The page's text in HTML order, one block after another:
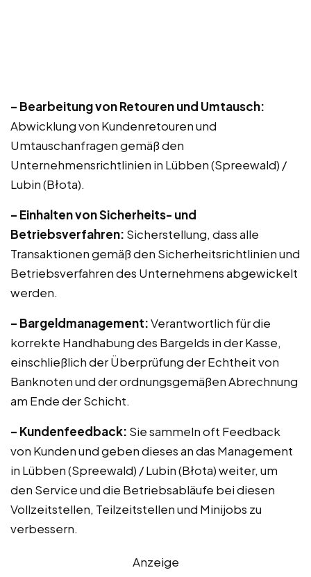
– Bearbeitung von Retouren und Umtausch:
Abwicklung von Kundenretouren und
Umtauschanfragen gemäß den
Unternehmensrichtlinien in Lübben (Spreewald) /
Lubin (Błota).
– Einhalten von Sicherheits- und
Betriebsverfahren: Sicherstellung, dass alle
Transaktionen gemäß den Sicherheitsrichtlinien und
Betriebsverfahren des Unternehmens abgewickelt
werden.
– Bargeldmanagement:Verantwortlich für die
korrekte Handhabung des Bargelds in der Kasse,
einschließlich der Überprüfung der Echtheit von
Banknoten und der ordnungsgemäßen Abrechnung
am Ende der Schicht.
– Kundenfeedback: Sie sammeln oft Feedback
von Kunden und geben dieses an das Management
in Lübben (Spreewald) / Lubin (Błota) weiter, um
den Service und die Betriebsabläufe bei diesen
Vollzeitstellen, Teilzeitstellen und Minijobs zu
verbessern.
Anzeige